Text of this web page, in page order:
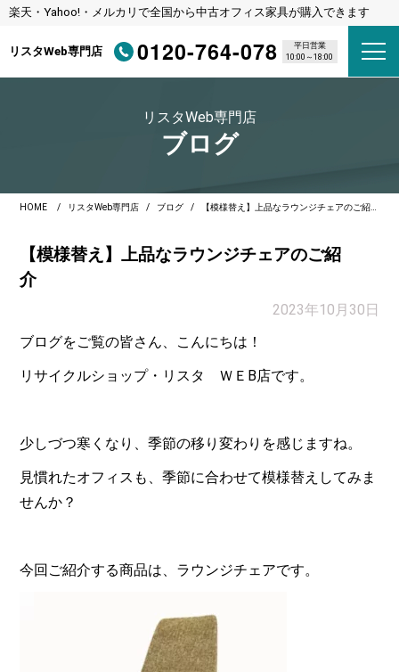
楽天・Yahoo!・メルカリで全国から中古オフィス家具が購入できます
リスタWeb専門店 0120-764-078
平日営業
10:00～18:00
リスタWeb専門店
ブログ
HOME リスタWeb専門店 ブログ 【模様替え】上品なラウンジチェアのご紹介
【模様替え】上品なラウンジチェアのご紹
介
2023年10月30日
ブログをご覧の皆さん、こんにちは！
リサイクルショップ・リスタ ＷＥB店です。
少しづつ寒くなり、季節の移り変わりを感じますね。
見慣れたオフィスも、季節に合わせて模様替えしてみま
せんか？
今回ご紹介する商品は、ラウンジチェアです。